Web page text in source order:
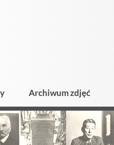
Archiwum zdjęć